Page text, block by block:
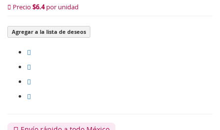
Precio $6.4por unidad
Agregar a la lista de deseos